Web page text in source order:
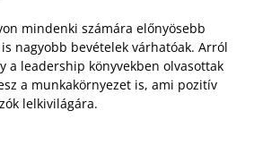
mindenki számára előnyösebb
nagyobb bevételek várhatóak. Arról
a leadership könyvekben olvasottak
a munkakörnyezet is, ami pozitív
lelkivilágára.